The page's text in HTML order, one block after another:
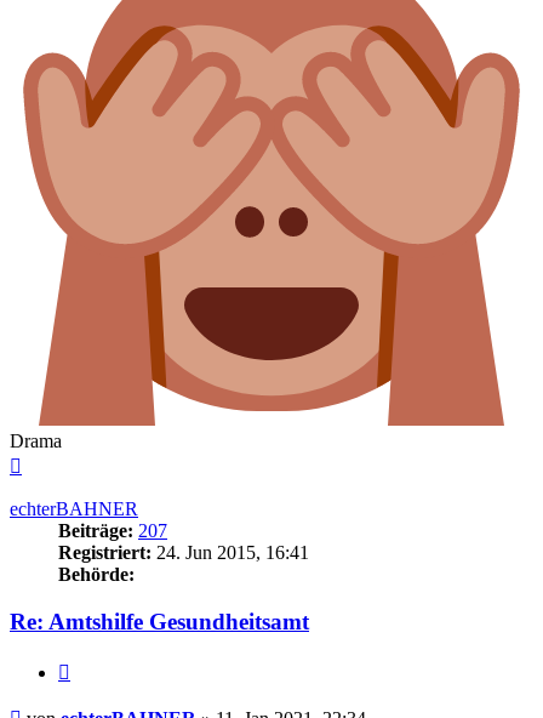
Drama
echterBAHNER
Beiträge: 207
Registriert: 24. Jun 2015, 16:41
Behörde:
Re: Amtshilfe Gesundheitsamt
Beitrag